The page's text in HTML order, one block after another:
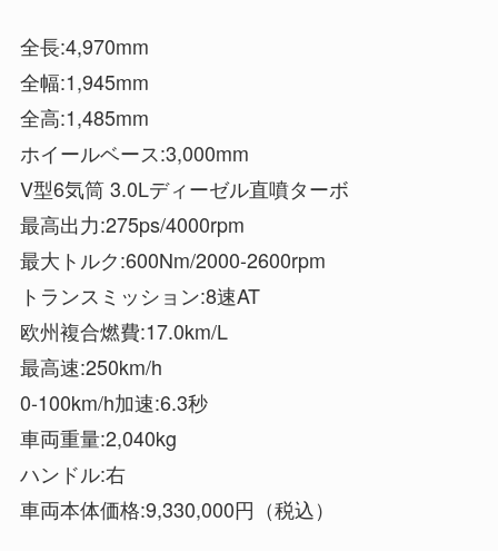
全長:4,970mm
全幅:1,945mm
全高:1,485mm
ホイールベース:3,000mm
V型6気筒 3.0Lディーゼル直噴ターボ
最高出力:275ps/4000rpm
最大トルク:600Nm/2000-2600rpm
トランスミッション:8速AT
欧州複合燃費:17.0km/L
最高速:250km/h
0-100km/h加速:6.3秒
車両重量:2,040kg
ハンドル:右
車両本体価格:9,330,000円（税込）